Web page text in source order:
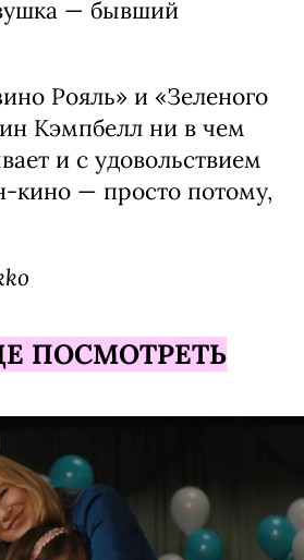
— бывший
Рояль» и «Зеленого
Кэмпбелл ни в чем
и с удовольствием
кино — просто потому,
ПОСМОТРЕТЬ